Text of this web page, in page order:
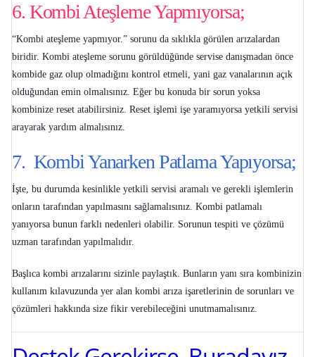
6. Kombi Ateşleme Yapmıyorsa;
“Kombi ateşleme yapmıyor.” sorunu da sıklıkla görülen arızalardan
biridir. Kombi ateşleme sorunu görüldüğünde servise danışmadan önce
kombide gaz olup olmadığını kontrol etmeli, yani gaz vanalarının açık
olduğundan emin olmalısınız. Eğer bu konuda bir sorun yoksa
kombinize reset atabilirsiniz. Reset işlemi işe yaramıyorsa yetkili servisi
arayarak yardım almalısınız.
7. Kombi Yanarken Patlama Yapıyorsa;
İşte, bu durumda kesinlikle yetkili servisi aramalı ve gerekli işlemlerin
onların tarafından yapılmasını sağlamalısınız. Kombi patlamalı
yanıyorsa bunun farklı nedenleri olabilir. Sorunun tespiti ve çözümü
uzman tarafından yapılmalıdır.
Başlıca kombi arızalarını sizinle paylaştık. Bunların yanı sıra kombinizin
kullanım kılavuzunda yer alan kombi arıza işaretlerinin de sorunları ve
çözümleri hakkında size fikir verebileceğini unutmamalısınız.